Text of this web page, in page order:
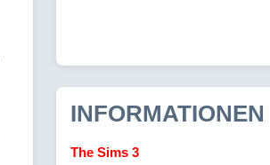
INFORMATIONEN
The Sims 3